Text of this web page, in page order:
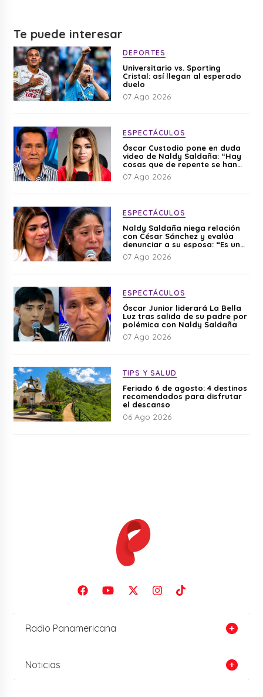
Te puede interesar
DEPORTES
Universitario vs. Sporting
Cristal: así llegan al esperado
duelo
07 Ago 2026
ESPECTÁCULOS
Óscar Custodio pone en duda
video de Naldy Saldaña: “Hay
cosas que de repente se han
editado”
07 Ago 2026
ESPECTÁCULOS
Naldy Saldaña niega relación
con César Sánchez y evalúa
denunciar a su esposa: “Es una
difamación”
07 Ago 2026
ESPECTÁCULOS
Óscar Junior liderará La Bella
Luz tras salida de su padre por
polémica con Naldy Saldaña
07 Ago 2026
TIPS Y SALUD
Feriado 6 de agosto: 4 destinos
recomendados para disfrutar
el descanso
06 Ago 2026
Radio Panamericana
Noticias